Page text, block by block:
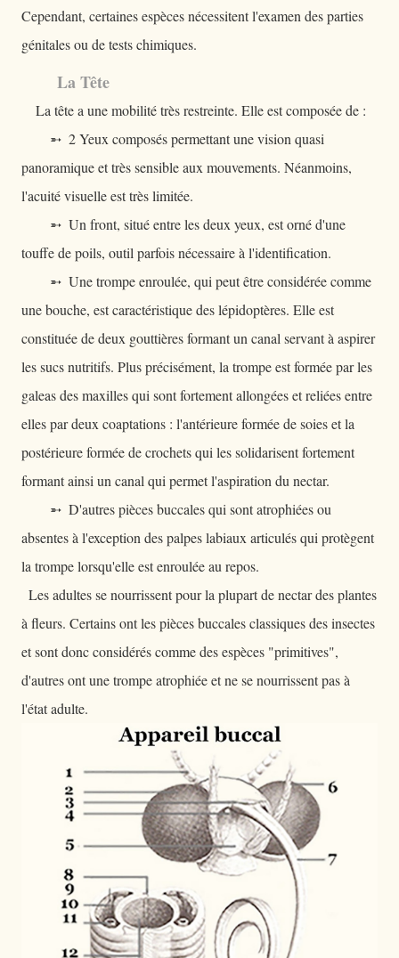
Cependant, certaines espèces nécessitent l'examen des parties
génitales ou de tests chimiques.
La Tête
La tête a une mobilité très restreinte. Elle est composée de :
➵ 2 Yeux composés permettant une vision quasi
panoramique et très sensible aux mouvements. Néanmoins,
l'acuité visuelle est très limitée.
➵ Un front, situé entre les deux yeux, est orné d'une
touffe de poils, outil parfois nécessaire à l'identification.
➵ Une trompe enroulée, qui peut être considérée comme
une bouche, est caractéristique des lépidoptères. Elle est
constituée de deux gouttières formant un canal servant à aspirer
les sucs nutritifs. Plus précisément, la trompe est formée par les
galeas des maxilles qui sont fortement allongées et reliées entre
elles par deux coaptations : l'antérieure formée de soies et la
postérieure formée de crochets qui les solidarisent fortement
formant ainsi un canal qui permet l'aspiration du nectar.
➵ D'autres pièces buccales qui sont atrophiées ou
absentes à l'exception des palpes labiaux articulés qui protègent
la trompe lorsqu'elle est enroulée au repos.
Les adultes se nourrissent pour la plupart de nectar des plantes
à fleurs. Certains ont les pièces buccales classiques des insectes
et sont donc considérés comme des espèces "primitives",
d'autres ont une trompe atrophiée et ne se nourrissent pas à
l'état adulte.